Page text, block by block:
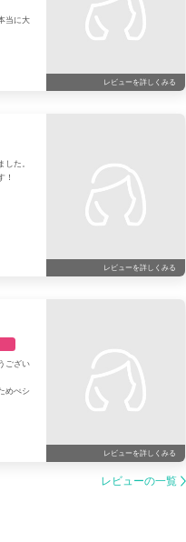
当に大
レビューを詳しくみる
した。
！
レビューを詳しくみる
ござい
めぺシ
レビューを詳しくみる
レビューの一覧